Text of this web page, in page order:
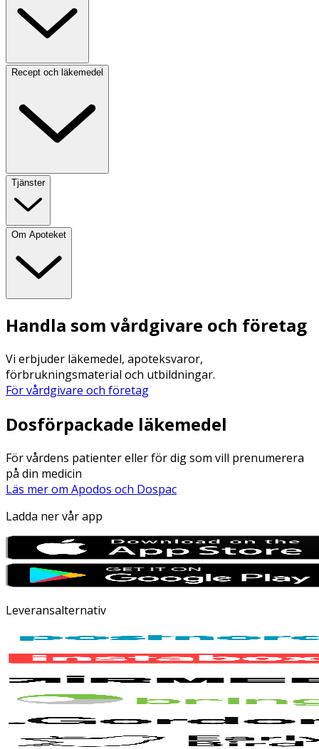
Recept och läkemedel
Tjänster
Om Apoteket
Handla som vårdgivare och företag
Vi erbjuder läkemedel, apoteksvaror,
förbrukningsmaterial och utbildningar.
För vårdgivare och företag
Dosförpackade läkemedel
För vårdens patienter eller för dig som vill prenumerera
på din medicin
Läs mer om Apodos och Dospac
Ladda ner vår app
Leveransalternativ